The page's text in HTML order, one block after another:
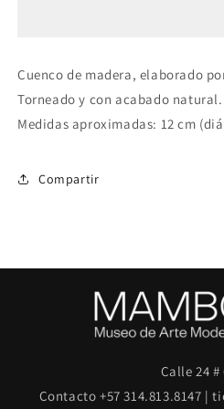
Cuenco de madera, elaborado
Torneado y con acabado natural.
Medidas aproximadas: 12 cm
Compartir
Calle 24 #
Contacto +57 314.813.8147 |